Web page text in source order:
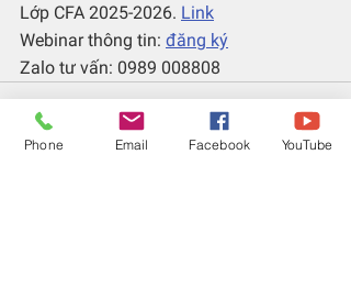
Lớp CFA 2025-2026. Link
Webinar thông tin: đăng ký
Zalo tư vấn: 0989 008808
Phone Email Facebook YouTube